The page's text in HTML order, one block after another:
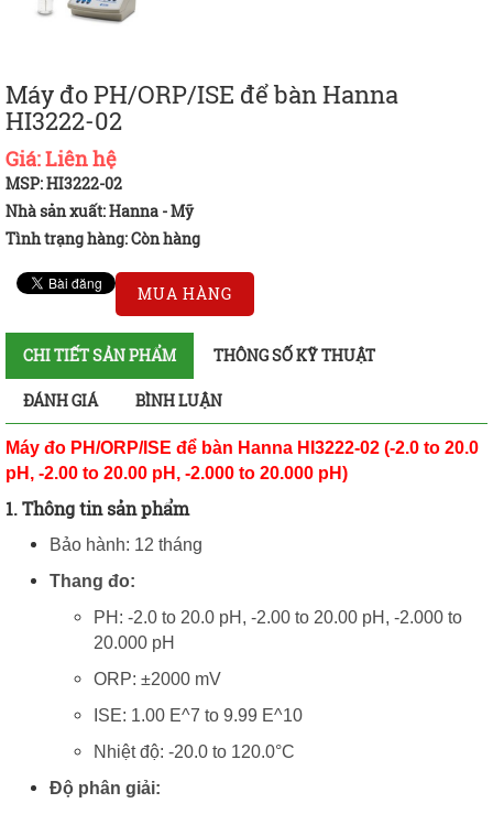
Máy đo PH/ORP/ISE để bàn Hanna
HI3222-02
Giá:Liên hệ
MSP: HI3222-02
Nhà sản xuất: Hanna - Mỹ
Tình trạng hàng:Còn hàng
MUA HÀNG
CHI TIẾT SẢN PHẨM THÔNG SỐ KỸ THUẬT
ĐÁNH GIÁ BÌNH LUẬN
Máy đo PH/ORP/ISE để bàn Hanna HI3222-02 (-2.0 to 20.0
pH, -2.00 to 20.00 pH, -2.000 to 20.000 pH)
1. Thông tin sản phẩm
Bảo hành: 12 tháng
Thang đo:
PH: -2.0 to 20.0 pH, -2.00 to 20.00 pH, -2.000 to
20.000 pH
ORP: ±2000 mV
ISE: 1.00 E^7 to 9.99 E^10
Nhiệt độ: -20.0 to 120.0°C
Độ phân giải: